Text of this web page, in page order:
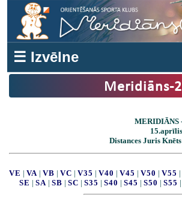
☰ Izvēlne
Meridiāns-
MERIDIĀNS
Distances Juris
VE | VA | VB | VC | V35 | V40 | V45 | V50 | V55 |
SE | SA | SB | SC | S35 | S40 | S45 | S50 | S55 |